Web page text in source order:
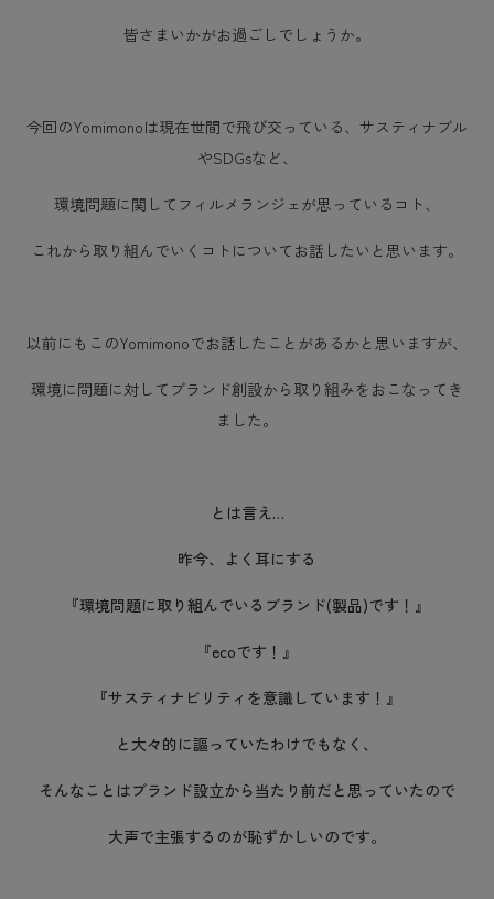
皆さまいかがお過ごしでしょうか。
今回のYomimonoは現在世間で飛び交っている、サスティナブル
やSDGsなど、
環境問題に関してフィルメランジェが思っているコト、
これから取り組んでいくコトについてお話したいと思います。
以前にもこのYomimonoでお話したことがあるかと思いますが、
環境に問題に対して ブランド創設から取り組みをおこなってき
ました。
とは言え…
昨今、よく耳にする
『環境問題に取り組んでいるブランド(製品)です！』
『ecoです！』
『サスティナビリティを意識しています！』
と大々的に謳っていたわけでもなく、
そんなことはブランド設立から当たり前だと思っていたので
大声で主張するのが恥ずかしいのです。